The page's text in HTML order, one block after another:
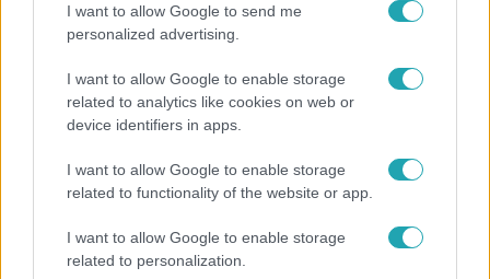
I want to allow Google to send me
personalized advertising.
I want to allow Google to enable storage
related to analytics like cookies on web or
device identifiers in apps.
I want to allow Google to enable storage
related to functionality of the website or app.
I want to allow Google to enable storage
related to personalization.
Külföld
2024. január 29. 11:27
Lehet-e amerikai-iráni háború abból, hogy
amerikai katonákat öltek meg a Közel-Keleten?
A gázai háború kezdete óta először amerikai katonák
haltak meg ellenséges tűzben a Közel-Keleten. Az
Egyesült Államok nem hagyhatja megtorlatlanul a
sem, pláne választási évben, ezt az afganisztáni és iraki
emlékek fényében az amerikai közvélemény sem